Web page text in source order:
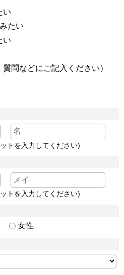
い
たい
い
問などにご記入ください）
トを入力してください)
トを入力してください)
女性